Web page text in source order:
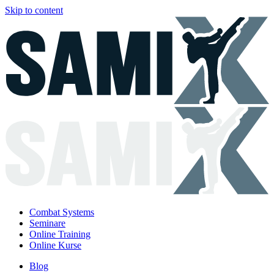
Skip to content
Combat Systems
Seminare
Online Training
Online Kurse
Blog